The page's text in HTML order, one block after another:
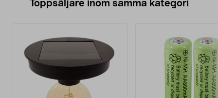
Toppsäljare inom samma kategori